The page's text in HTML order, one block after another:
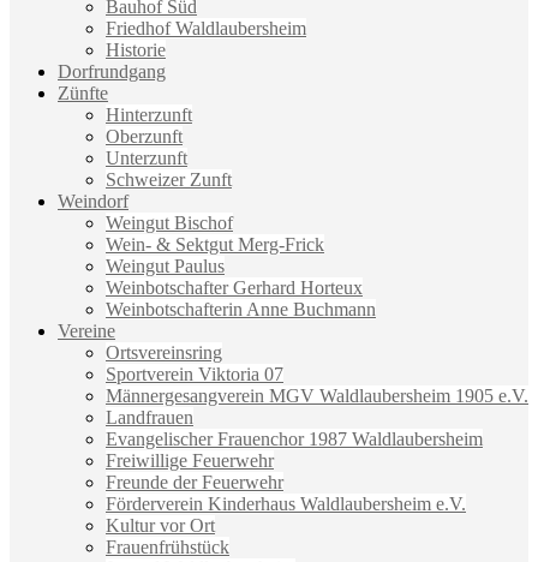
Bauhof Süd
Friedhof Waldlaubersheim
Historie
Dorfrundgang
Zünfte
Hinterzunft
Oberzunft
Unterzunft
Schweizer Zunft
Weindorf
Weingut Bischof
Wein- & Sektgut Merg-Frick
Weingut Paulus
Weinbotschafter Gerhard Horteux
Weinbotschafterin Anne Buchmann
Vereine
Ortsvereinsring
Sportverein Viktoria 07
Männergesangverein MGV Waldlaubersheim 1905 e.V.
Landfrauen
Evangelischer Frauenchor 1987 Waldlaubersheim
Freiwillige Feuerwehr
Freunde der Feuerwehr
Förderverein Kinderhaus Waldlaubersheim e.V.
Kultur vor Ort
Frauenfrühstück